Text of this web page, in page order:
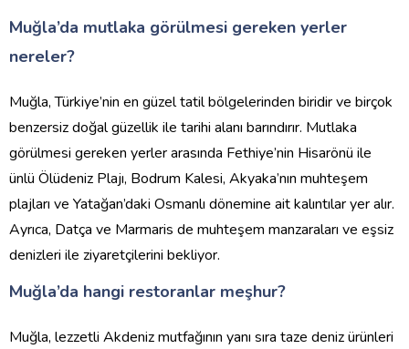
Muğla’da mutlaka görülmesi gereken yerler
nereler?
Muğla, Türkiye’nin en güzel tatil bölgelerinden biridir ve birçok
benzersiz doğal güzellik ile tarihi alanı barındırır. Mutlaka
görülmesi gereken yerler arasında Fethiye’nin Hisarönü ile
ünlü Ölüdeniz Plajı, Bodrum Kalesi, Akyaka’nın muhteşem
plajları ve Yatağan’daki Osmanlı dönemine ait kalıntılar yer alır.
Ayrıca, Datça ve Marmaris de muhteşem manzaraları ve eşsiz
denizleri ile ziyaretçilerini bekliyor.
Muğla’da hangi restoranlar meşhur?
Muğla, lezzetli Akdeniz mutfağının yanı sıra taze deniz ürünleri